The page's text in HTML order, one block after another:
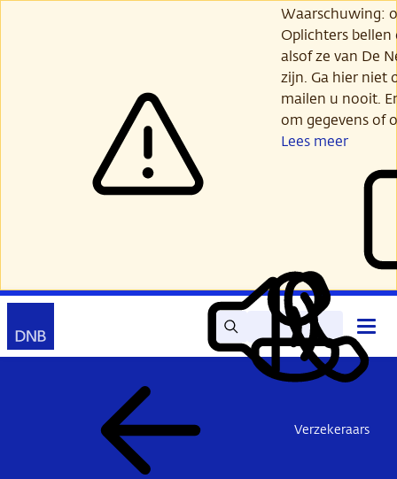
Waarschuwing:
Oplichters
alsof ze van De
zijn. Ga hier niet
mailen u nooit.
om gegevens of
Lees meer
Zoek Lees
voor
Mijn
DNB
Contact
Verzekeraars